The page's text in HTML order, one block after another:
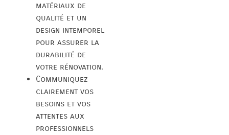
matériaux de
qualité et un
design intemporel
pour assurer la
durabilité de
votre rénovation.
Communiquez
clairement vos
besoins et vos
attentes aux
professionnels